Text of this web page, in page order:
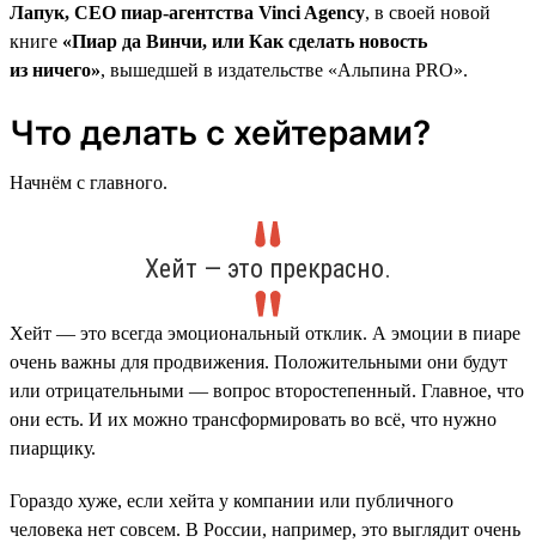
Лапук, CEO пиар-агентства Vinci Agency, в своей новой
книге «Пиар да Винчи, или Как сделать новость
из ничего», вышедшей в издательстве «Альпина PRO».
Что делать с хейтерами?
Начнём с главного.
Хейт — это прекрасно.
Хейт — это всегда эмоциональный отклик. А эмоции в пиаре
очень важны для продвижения. Положительными они будут
или отрицательными — вопрос второстепенный. Главное, что
они есть. И их можно трансформировать во всё, что нужно
пиарщику.
Гораздо хуже, если хейта у компании или публичного
человека нет совсем. В России, например, это выглядит очень